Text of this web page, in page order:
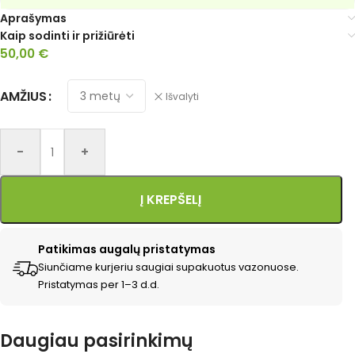
Aprašymas
Kaip sodinti ir prižiūrėti
50,00 €
AMŽIUS Išvalyti
- +
Į KREPŠELĮ
Patikimas augalų pristatymas
Siunčiame kurjeriu saugiai supakuotus vazonuose.
Pristatymas per 1–3 d.d.
Alternative:
Daugiau pasirinkimų